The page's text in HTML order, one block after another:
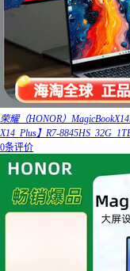
荣耀（HONOR）
X14_Plus】R7-
0条评价